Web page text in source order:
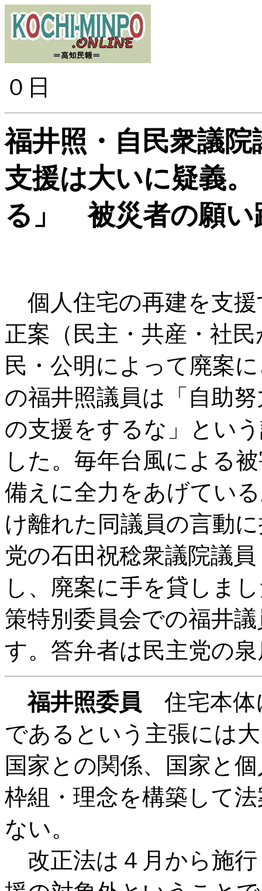
０日
福井照・自民衆議
支援は大いに疑義
る」 被災者の願
個人住宅の再建を支援
正案（民主・共産・社
民・公明によって廃案
の福井照議員は「自助
の支援をするな」とい
した。毎年台風による
備えに全力をあげてい
け離れた同議員の言動
党の石田祝稔衆議院議
し、廃案に手を貸しま
策特別委員会での福井
す。答弁者は民主党の
福井照委員 住宅本体
であるという主張には
国家との関係、国家と
枠組・理念を構築して
ない。
改正法は４月から施